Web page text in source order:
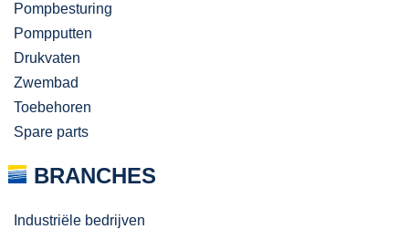
Pompbesturing
Pompputten
Drukvaten
Zwembad
Toebehoren
Spare parts
BRANCHES
Industriële bedrijven